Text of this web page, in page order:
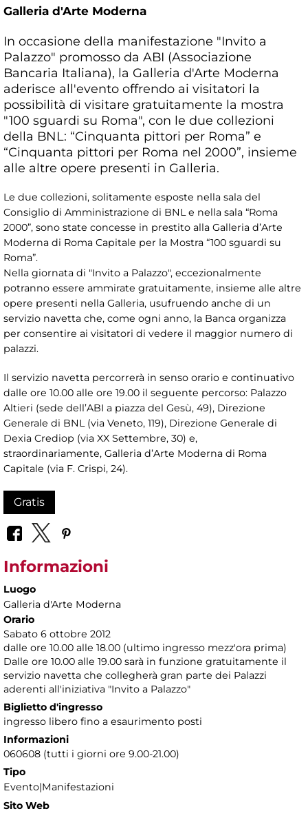
Galleria d'Arte Moderna
In occasione della manifestazione "Invito a
Palazzo" promosso da ABI (Associazione
Bancaria Italiana), la Galleria d'Arte Moderna
aderisce all'evento offrendo ai visitatori la
possibilità di visitare gratuitamente la mostra
"100 sguardi su Roma", con le due collezioni
della BNL: “Cinquanta pittori per Roma” e
“Cinquanta pittori per Roma nel 2000”, insieme
alle altre opere presenti in Galleria.
Le due collezioni, solitamente esposte nella sala del
Consiglio di Amministrazione di BNL e nella sala “Roma
2000”, sono state concesse in prestito alla Galleria d’Arte
Moderna di Roma Capitale per la Mostra “100 sguardi su
Roma”.
Nella giornata di "Invito a Palazzo", eccezionalmente
potranno essere ammirate gratuitamente, insieme alle altre
opere presenti nella Galleria, usufruendo anche di un
servizio navetta che, come ogni anno, la Banca organizza
per consentire ai visitatori di vedere il maggior numero di
palazzi.
Il servizio navetta percorrerà in senso orario e continuativo
dalle ore 10.00 alle ore 19.00 il seguente percorso: Palazzo
Altieri (sede dell’ABI a piazza del Gesù, 49), Direzione
Generale di BNL (via Veneto, 119), Direzione Generale di
Dexia Crediop (via XX Settembre, 30) e,
straordinariamente, Galleria d’Arte Moderna di Roma
Capitale (via F. Crispi, 24).
Gratis
Informazioni
Luogo
Galleria d'Arte Moderna
Orario
Sabato 6 ottobre 2012
dalle ore 10.00 alle 18.00 (ultimo ingresso mezz'ora prima)
Dalle ore 10.00 alle 19.00 sarà in funzione gratuitamente il
servizio navetta che collegherà gran parte dei Palazzi
aderenti all'iniziativa "Invito a Palazzo"
Biglietto d'ingresso
ingresso libero fino a esaurimento posti
Informazioni
060608 (tutti i giorni ore 9.00-21.00)
Tipo
Evento|Manifestazioni
Sito Web